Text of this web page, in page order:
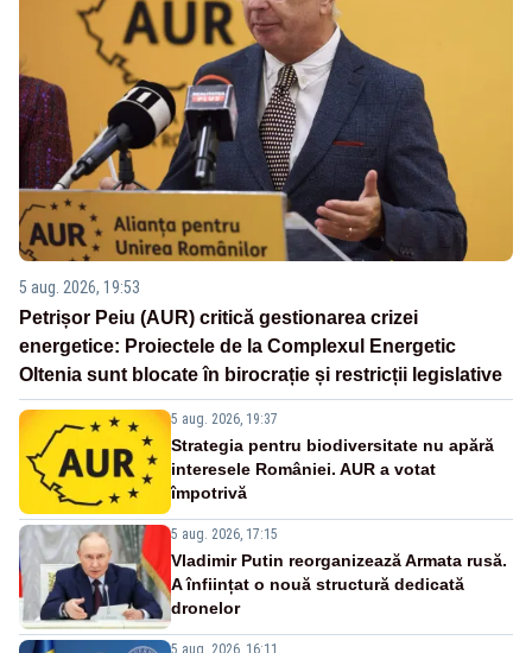
5 aug. 2026, 19:53
Petrișor Peiu (AUR) critică gestionarea crizei
energetice: Proiectele de la Complexul Energetic
Oltenia sunt blocate în birocrație și restricții legislative
5 aug. 2026, 19:37
Strategia pentru biodiversitate nu apără
interesele României. AUR a votat
împotrivă
5 aug. 2026, 17:15
Vladimir Putin reorganizează Armata rusă.
A înființat o nouă structură dedicată
dronelor
5 aug. 2026, 16:11